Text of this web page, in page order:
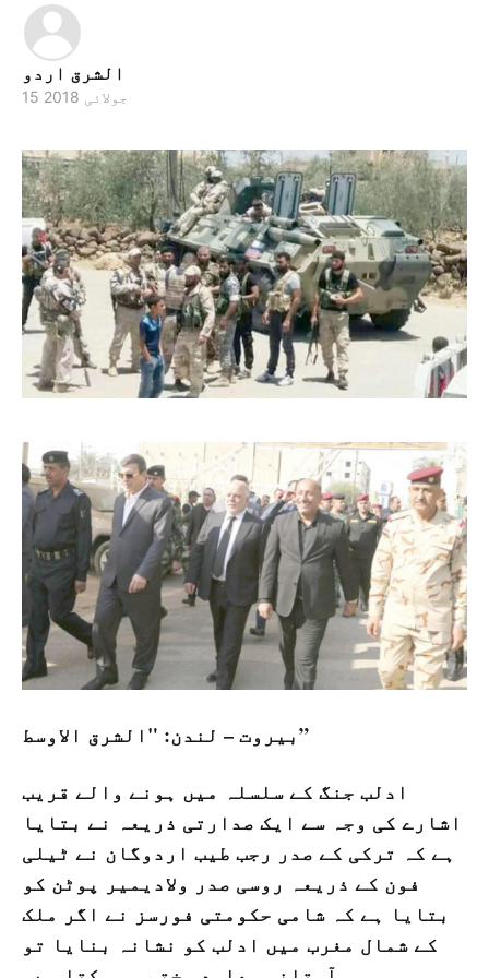
الشرق اردو
15 جولائی 2018
بیروت – لندن: "الشرق الاوسط”
ادلب جنگ کے سلسلہ میں ہونے والے قریب
اشارے کی وجہ سے ایک صدارتی ذریعہ نے بتایا
ہے کہ ترکی کے صدر رجب طیب اردوگان نے ٹیلی
فون کے ذریعہ روسی صدر ولادیمیر پوٹن کو
بتایا ہے کہ شامی حکومتی فورسز نے اگر ملک
کے شمال مغرب میں ادلب کو نشانہ بنایا تو